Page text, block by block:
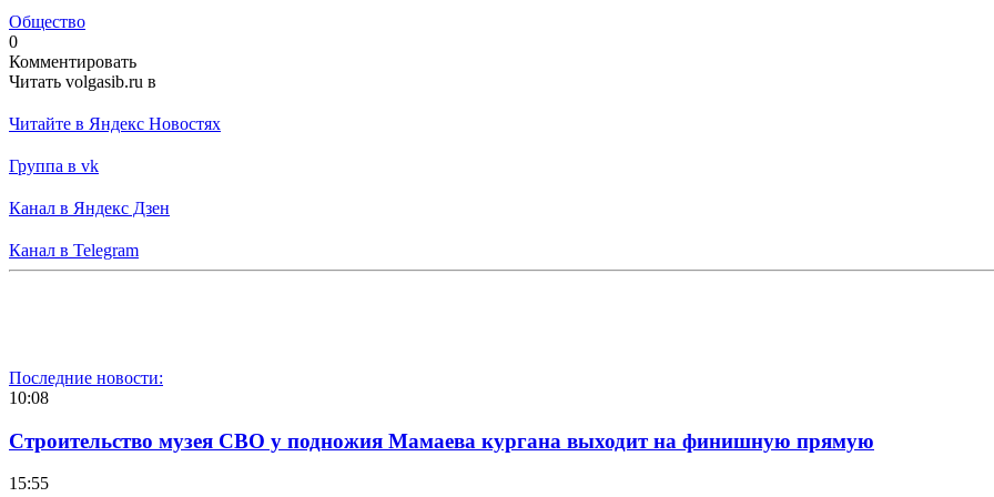
Общество
0
Комментировать
Читать volgasib.ru в
Читайте в Яндекс Новостях
Группа в vk
Канал в Яндекс Дзен
Канал в Telegram
Последние новости:
10:08
Строительство музея СВО у подножия Мамаева кургана выходит на финишную прямую
15:55